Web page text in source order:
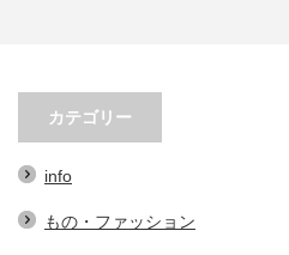
春先必須！KAVUの帽子３選。オ
シャレで実用的なアイテム…
カテゴリー
info
もの・ファッション